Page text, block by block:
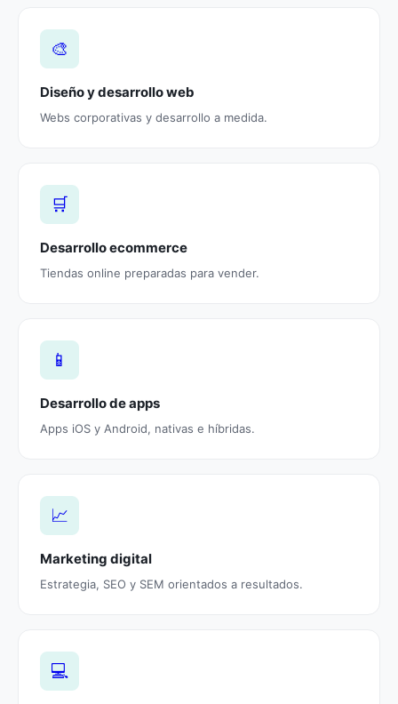
🎨
Diseño y desarrollo web
Webs corporativas y desarrollo a medida.
🛒
Desarrollo ecommerce
Tiendas online preparadas para vender.
📱
Desarrollo de apps
Apps iOS y Android, nativas e híbridas.
📈
Marketing digital
Estrategia, SEO y SEM orientados a resultados.
💻